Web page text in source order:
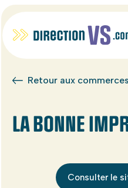
Retour aux commerces
LA BONNE
Consulter le